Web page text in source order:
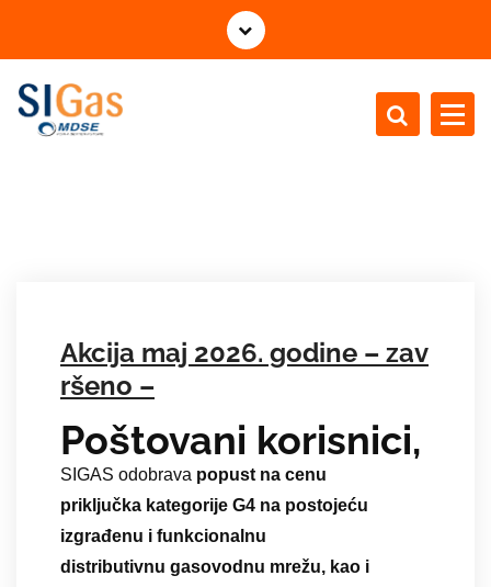
o
Akcija maj 2026. godine – zav
ršeno –
Poštovani korisnici,
SIGAS odobrava popust na cenu
priključka kategorije G4 na postojeću
izgrađenu i funkcionalnu
distributivnu gasovodnu mrežu, kao i